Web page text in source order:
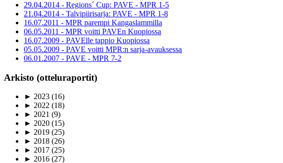
29.04.2014 - Regions´ Cup: PAVE - MPR 1-5
21.04.2014 - Talvipiirisarja: PAVE - MPR 1-8
16.07.2011 - MPR parempi Kangaslammilla
06.05.2011 - MPR voitti PAVEn Kuopiossa
16.07.2009 - PAVElle tappio Kuopiossa
05.05.2009 - PAVE voitti MPR:n sarja-avauksessa
06.01.2007 - PAVE - MPR 7-2
Arkisto (otteluraportit)
► 2023 (16)
► 2022 (18)
► 2021 (9)
► 2020 (15)
► 2019 (25)
► 2018 (26)
► 2017 (25)
► 2016 (27)